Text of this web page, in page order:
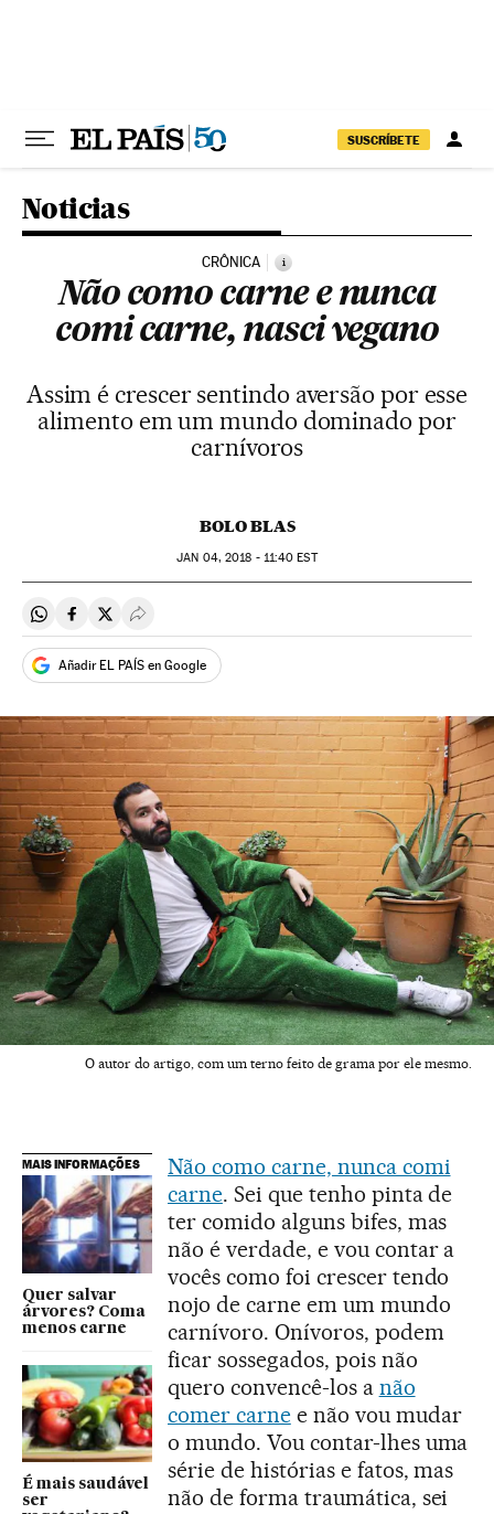
SUSCRÍBETE
Noticias
CRÔNICA i
Não como carne e nunca
comi carne, nasci vegano
Assim é crescer sentindo aversão por esse
alimento em um mundo dominado por
carnívoros
BOLO BLAS
JAN 04, 2018 - 11:40 EST
Compartir en Whatsapp
Compartir en Facebook
Compartir en Twitter
Desplegar Redes Sociales
Añadir EL PAÍS en Google
O autor do artigo, com um terno feito de grama por ele mesmo.
MAIS INFORMAÇÕES
Quer salvar
árvores? Coma
menos carne
É mais saudável
ser
Não como carne, nunca comi
carne. Sei que tenho pinta de
ter comido alguns bifes, mas
não é verdade, e vou contar a
vocês como foi crescer tendo
nojo de carne em um mundo
carnívoro. Onívoros, podem
ficar sossegados, pois não
quero convencê-los a não
comer carnee não vou mudar
o mundo. Vou contar-lhes uma
série de histórias e fatos, mas
não de forma traumática, sei